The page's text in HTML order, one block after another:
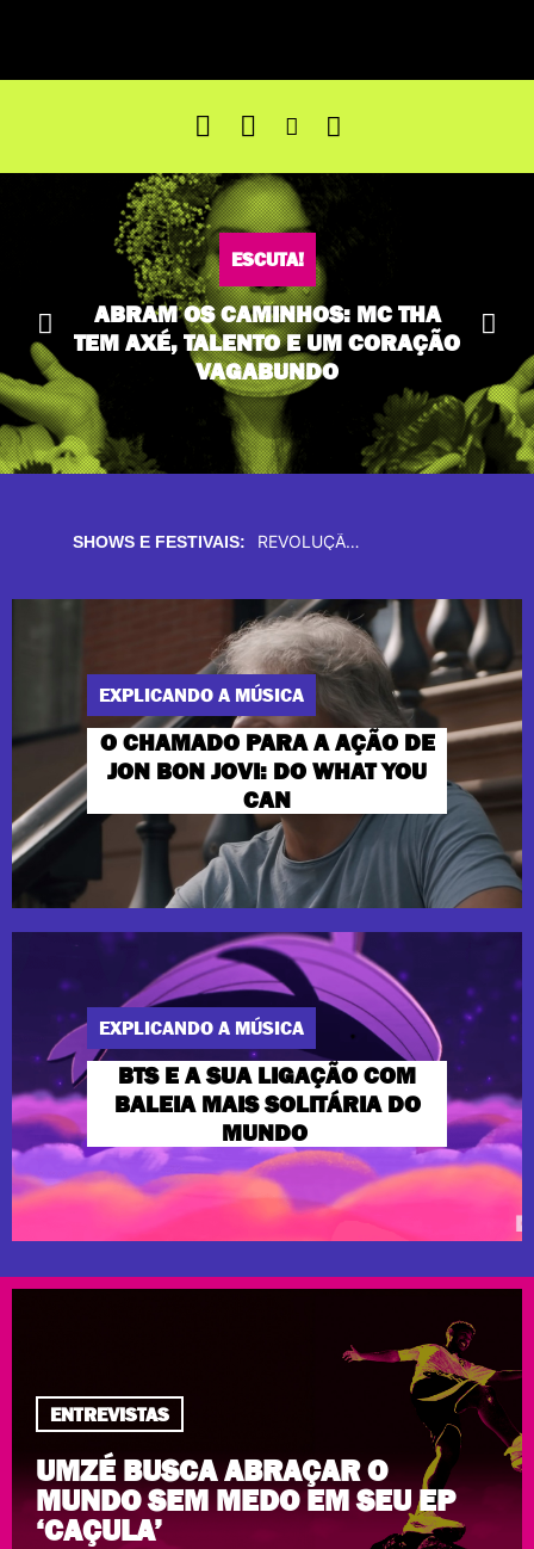
ESCUTA!
ABRAM OS CAMINHOS: MC THA
TEM AXÉ, TALENTO E UM CORAÇÃO
VAGABUNDO
SHOWS E FESTIVAIS: REVOLUÇÃO NO PALCO, DON L DÁ VIDA AO ROTEIRO PRA AÏNOUZ, VOL. 2
RICO DALASAM TRAZ UM BANHO DE “ALÍVIO” NOS ENCONTROS DDGA
EXPLICANDO A MÚSICA
O CHAMADO PARA A AÇÃO DE
JON BON JOVI: DO WHAT YOU
CAN
EXPLICANDO A MÚSICA
BTS E A SUA LIGAÇÃO COM
BALEIA MAIS SOLITÁRIA DO
MUNDO
ENTREVISTAS
UMZÉ BUSCA ABRAÇAR O
MUNDO SEM MEDO EM SEU EP
‘CAÇULA’